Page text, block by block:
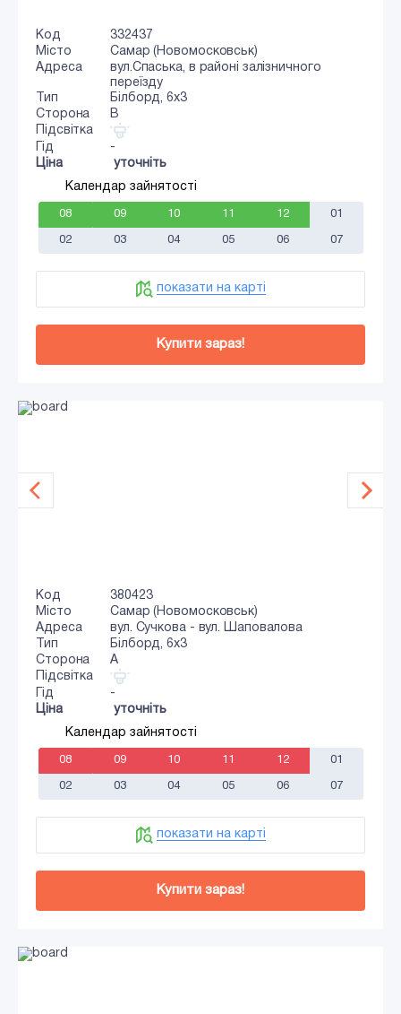
Код
332437
Місто
Самар (Новомосковськ)
Адреса
вул.Спаська, в районі залізничного
переїзду
Тип
Білборд, 6х3
Сторона
B
Підсвітка
Гід
-
Ціна
уточніть
Календар зайнятості
08 09 10 11 12 01
02 03 04 05 06 07
показати на карті
Купити зараз!
Код
380423
Місто
Самар (Новомосковськ)
Адреса
вул. Сучкова - вул. Шаповалова
Тип
Білборд, 6х3
Сторона
A
Підсвітка
Гід
-
Ціна
уточніть
Календар зайнятості
08 09 10 11 12 01
02 03 04 05 06 07
показати на карті
Купити зараз!